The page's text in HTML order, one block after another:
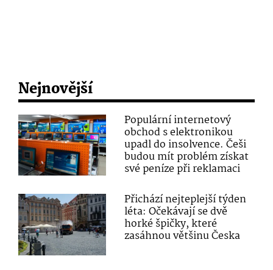
Nejnovější
Populární internetový
obchod s elektronikou
upadl do insolvence. Češi
budou mít problém získat
své peníze při reklamaci
Přichází nejteplejší týden
léta: Očekávají se dvě
horké špičky, které
zasáhnou většinu Česka